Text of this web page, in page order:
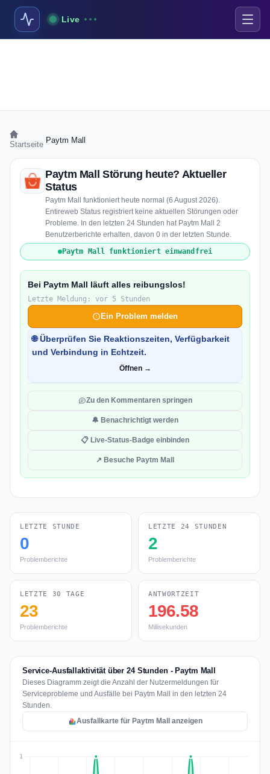
Live
Startseite Paytm Mall
Paytm Mall Störung heute? Aktueller
Status
Paytm Mall funktioniert heute normal (6 August 2026).
Entireweb Status registriert keine aktuellen Störungen oder
Probleme. In den letzten 24 Stunden hat Paytm Mall 2
Benutzerberichte erhalten, davon 0 in der letzten Stunde.
Paytm Mall funktioniert einwandfrei
Bei Paytm Mall läuft alles reibungslos!
Letzte Meldung: vor 5 Stunden
Ein Problem melden
🌐 Überprüfen Sie Reaktionszeiten, Verfügbarkeit
und Verbindung in Echtzeit.
Öffnen →
Zu den Kommentaren springen
🔔 Benachrichtigt werden
📋 Live-Status-Badge einbinden
↗ Besuche Paytm Mall
LETZTE STUNDE
0
Problemberichte
LETZTE 24 STUNDEN
2
Problemberichte
LETZTE 30 TAGE
23
Problemberichte
ANTWORTZEIT
196.58
Millisekunden
Service-Ausfallaktivität über 24 Stunden - Paytm Mall
Dieses Diagramm zeigt die Anzahl der Nutzermeldungen für
Serviceprobleme und Ausfälle bei Paytm Mall in den letzten 24
Stunden.
Ausfallkarte für Paytm Mall anzeigen